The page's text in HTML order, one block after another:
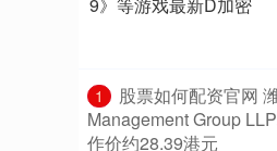
1
股票如何配资官网
Management Group
作价约28.39港元